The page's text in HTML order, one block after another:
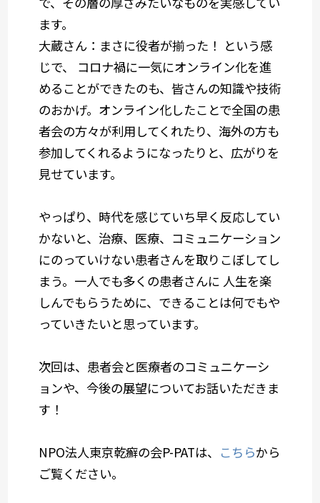
ます。
大蔵さん： まさに役者が揃った！ という感
じで、 コロナ禍に一気にオンライン化を進
めることができたのも、皆さんの知識や技術
のおかげ。オンライン化したことで全国の患
者会の方々が利用してくれたり、海外の方も
参加してくれるようになったりと、広がりを
見せています。
やっぱり、 時代を感じていち早く反応してい
かないと、治療、医療、コミュニケーション
にのっていけない患者さんを取りこぼしてし
まう。 一人でも多くの患者さんに 人生を楽
しんでもらうために、できることは何でもや
っていきたいと思っています。
次回は、患者会と医療者のコミュニケーシ
ョンや、今後の展望についてお話いただきま
す！
NPO法人東京乾癬の会P-PATは、 こちらから
ご覧ください。